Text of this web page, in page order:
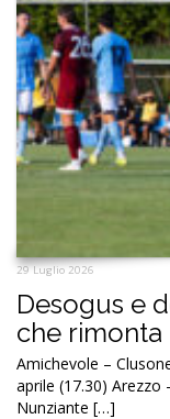
29 Luglio 2026
Desogus e
che rimonta
Amichevole –
aprile (17.30) Arezzo
Nunziante […]